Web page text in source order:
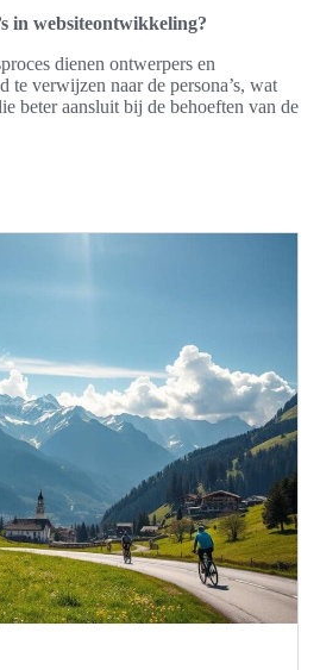
in websiteontwikkeling?
dienen ontwerpers en
te verwijzen naar de persona’s, wat
beter aansluit bij de behoeften van de